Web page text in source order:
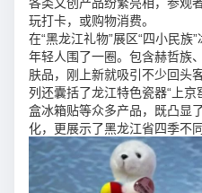
玩打卡，或购物消费。
在“黑龙江礼物”展区“四小民族
年轻人围了一圈。包含赫哲族
肤品，刚上新就吸引不少回头
列还囊括了龙江特色瓷器“上
盒冰箱贴等众多产品，既凸显
化，更展示了黑龙江省四季不